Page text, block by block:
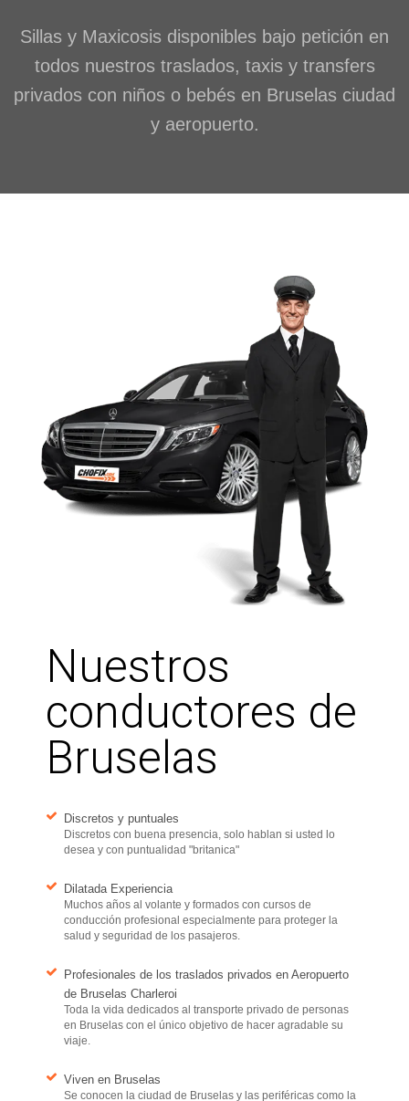
Sillas y Maxicosis disponibles bajo petición en
todos nuestros traslados, taxis y transfers
privados con niños o bebés en Bruselas ciudad
y aeropuerto.
Nuestros
conductores de
Bruselas
Discretos y puntuales
Discretos con buena presencia, solo hablan si usted lo
desea y con puntualidad "britanica"
Dilatada Experiencia
Muchos años al volante y formados con cursos de
conducción profesional especialmente para proteger la
salud y seguridad de los pasajeros.
Profesionales de los traslados privados en Aeropuerto
de Bruselas Charleroi
Toda la vida dedicados al transporte privado de personas
en Bruselas con el único objetivo de hacer agradable su
viaje.
Viven en Bruselas
Se conocen la ciudad de Bruselas y las periféricas como la